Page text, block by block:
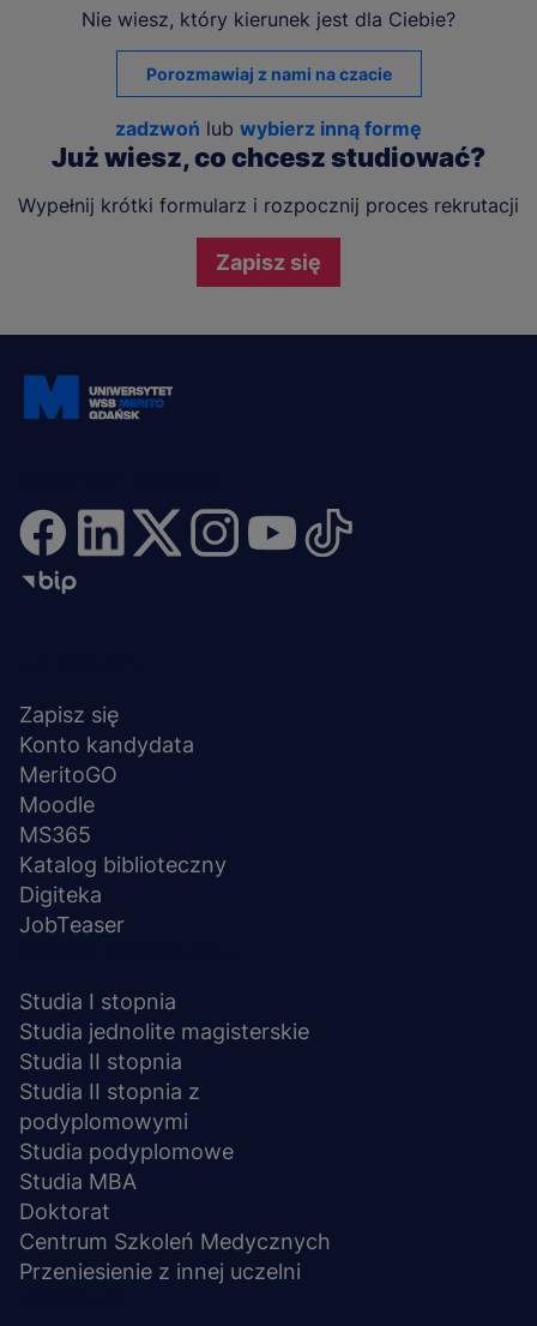
Nie wiesz, który kierunek jest dla Ciebie?
Porozmawiaj z nami na czacie
zadzwoń lub wybierz inną formę
Już wiesz, co chcesz studiować?
Wypełnij krótki formularz i rozpocznij proces rekrutacji
Zapisz się
stopka
Zapisz się
Konto kandydata
MeritoGO
Moodle
MS365
Katalog biblioteczny
Digiteka
JobTeaser
Studia I stopnia
Studia jednolite magisterskie
Studia II stopnia
Studia II stopnia z
podyplomowymi
Studia podyplomowe
Studia MBA
Doktorat
Centrum Szkoleń Medycznych
Przeniesienie z innej uczelni